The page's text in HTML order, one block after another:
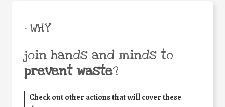
• WHY
join hands and minds to
prevent waste?
Check out other actions that will cover these